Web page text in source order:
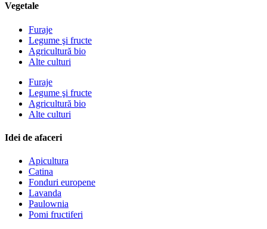
Vegetale
Furaje
Legume şi fructe
Agricultură bio
Alte culturi
Furaje
Legume şi fructe
Agricultură bio
Alte culturi
Idei de afaceri
Apicultura
Catina
Fonduri europene
Lavanda
Paulownia
Pomi fructiferi